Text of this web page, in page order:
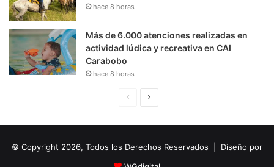
hace 8 horas
Más de 6.000 atenciones realizadas en
actividad lúdica y recreativa en CAI
Carabobo
hace 8 horas
i
u
© Copyright 2026, Todos los Derechos Reservados | Diseño por